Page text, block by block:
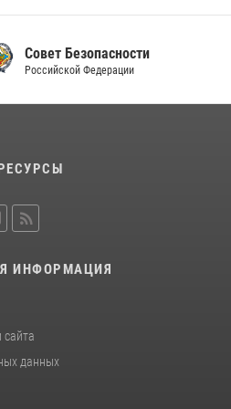
(видео)
задержали
с заместителем
Виталием Кузнецовым
Федерации
ИНФОРМАЦИЯ
данных